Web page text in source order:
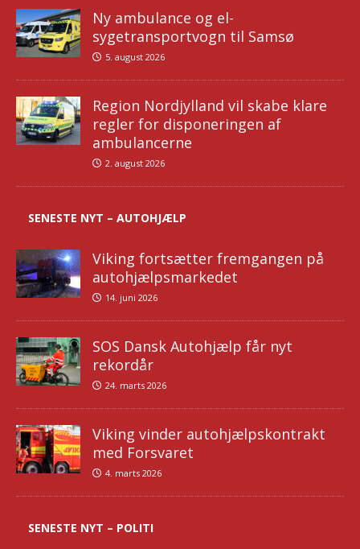
Ny ambulance og el-
sygetransportvogn til Samsø
5. august 2026
Region Nordjylland vil skabe klare
regler for disponeringen af
ambulancerne
2. august 2026
SENESTE NYT – AUTOHJÆLP
Viking fortsætter fremgangen på
autohjælpsmarkedet
14. juni 2026
SOS Dansk Autohjælp får nyt
rekordår
24. marts 2026
Viking vinder autohjælpskontrakt
med Forsvaret
4. marts 2026
SENESTE NYT – POLITI